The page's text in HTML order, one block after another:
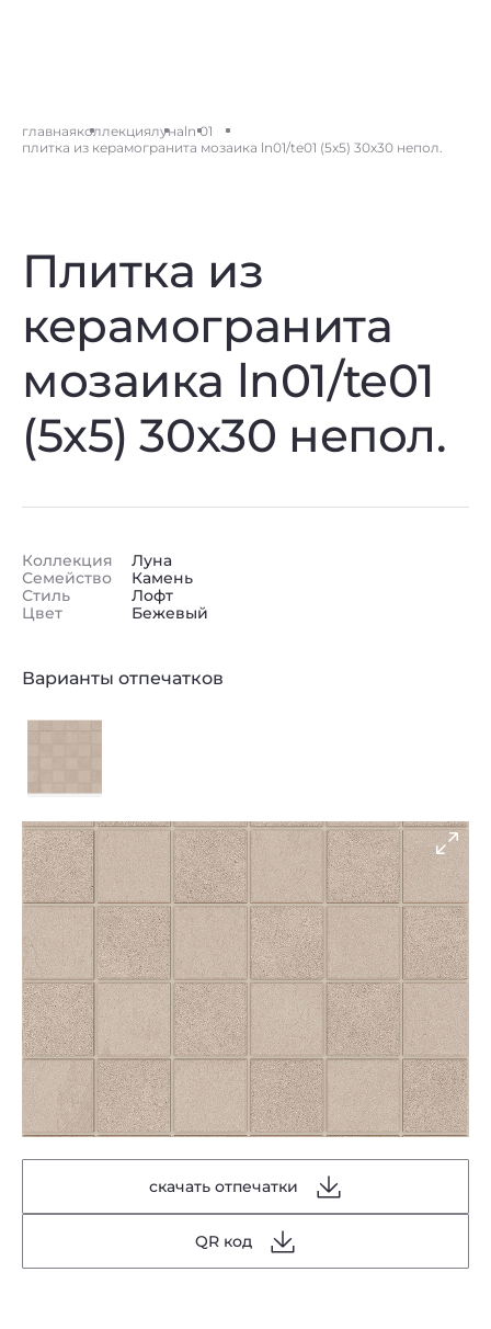
главнаяколлекциялунаln 01
плитка из керамогранита мозаика ln01/te01 (5х5) 30x30 непол.
Плитка из
керамогранита
мозаика ln01/te01
(5х5) 30x30 непол.
Коллекция
Семейство
Стиль
Цвет
Луна
Камень
Лофт
Бежевый
Варианты отпечатков
скачать отпечатки
QR код